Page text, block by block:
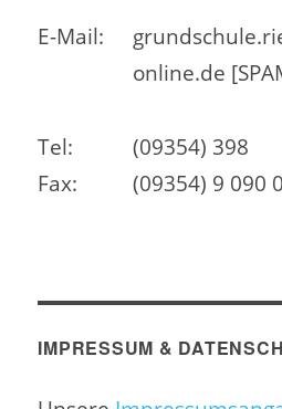
E-Mail:
online.de
Tel:
(09354) 398
Fax:
(09354) 9 090
IMPRESSUM &